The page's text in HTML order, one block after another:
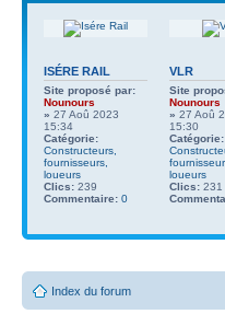
ISÉRE RAIL
Site proposé par:
Nounours
» 27 Aoû 2023
15:34
Catégorie:
Constructeurs,
fournisseurs,
loueurs
Clics: 239
Commentaire: 0
VLR
Site
Nounours
» 27 Aoû
15:30
Catégorie:
loueurs
Clics: 231
Index du forum